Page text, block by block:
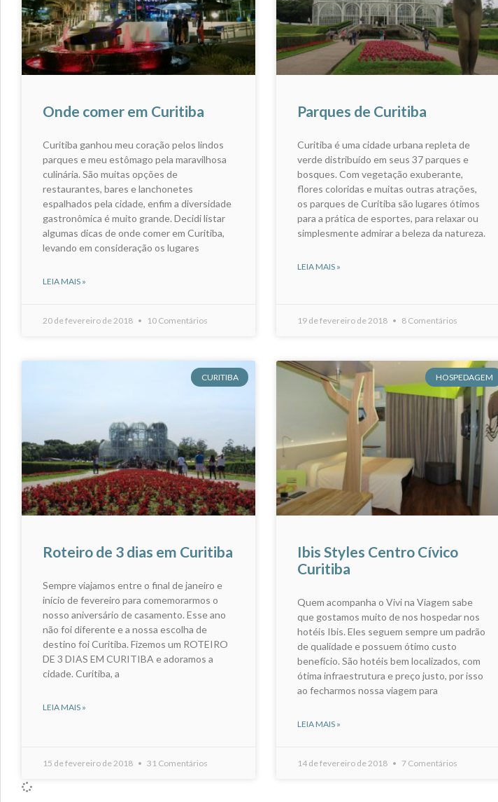
Onde comer em Curitiba
Curitiba ganhou meu coração pelos lindos
parques e meu estômago pela maravilhosa
culinária. São muitas opções de
restaurantes, bares e lanchonetes
espalhados pela cidade, enfim a diversidade
gastronômica é muito grande. Decidi listar
algumas dicas de onde comer em Curitiba,
levando em consideração os lugares
LEIA MAIS »
20 de fevereiro de 2018 10 Comentários
Parques de Curitiba
Curitiba é uma cidade urbana repleta de
verde distribuído em seus 37 parques e
bosques. Com vegetação exuberante,
flores coloridas e muitas outras atrações,
os parques de Curitiba são lugares ótimos
para a prática de esportes, para relaxar ou
simplesmente admirar a beleza da natureza.
LEIA MAIS »
19 de fevereiro de 2018 8 Comentários
CURITIBA
Roteiro de 3 dias em Curitiba
Sempre viajamos entre o final de janeiro e
início de fevereiro para comemorarmos o
nosso aniversário de casamento. Esse ano
não foi diferente e a nossa escolha de
destino foi Curitiba. Fizemos um ROTEIRO
DE 3 DIAS EM CURITIBA e adoramos a
cidade. Curitiba, a
LEIA MAIS »
15 de fevereiro de 2018 31 Comentários
HOSPEDAGEM
Ibis Styles Centro Cívico
Curitiba
Quem acompanha o Vivi na Viagem sabe
que gostamos muito de nos hospedar nos
hotéis Ibis. Eles seguem sempre um padrão
de qualidade e possuem ótimo custo
benefício. São hotéis bem localizados, com
ótima infraestrutura e preço justo, por isso
ao fecharmos nossa viagem para
LEIA MAIS »
14 de fevereiro de 2018 7 Comentários